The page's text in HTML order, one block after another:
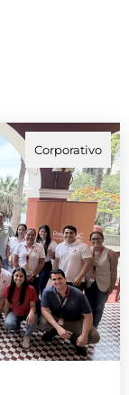
Corporativo